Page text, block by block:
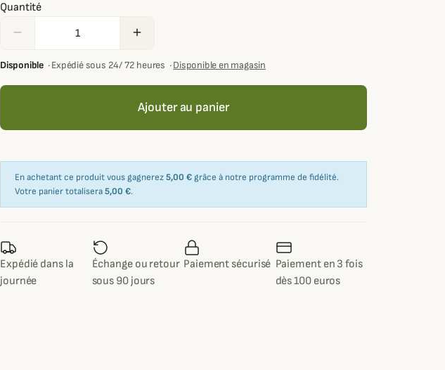
Quantité
remove add
Disponible ·Expédié sous 24/ 72 heures ·Disponible en magasin
Ajouter au panier
En achetant ce produit vous gagnerez5,00 € grâce à notre programme de fidélité.
Votre panier totalisera5,00 €.
Expédié dans la
journée
Échange ou retour
sous 90 jours
Paiement sécurisé Paiement en 3 fois
dès 100 euros